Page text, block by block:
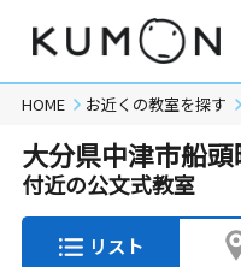
HOME お近くの教室を探す
大分県中津市船頭
付近の公文式教室
リスト